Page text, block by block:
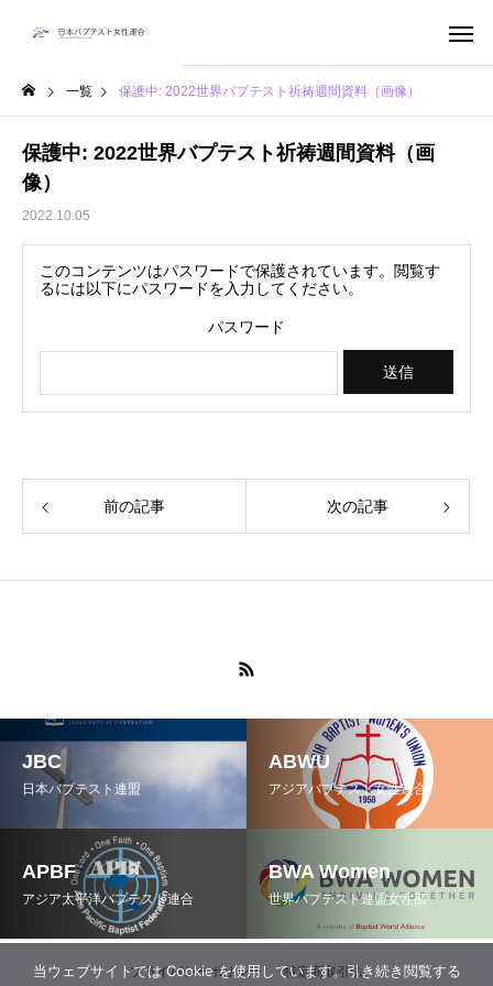
一覧 保護中: 2022世界バプテスト祈祷週間資料（画像）
保護中: 2022世界バプテスト祈祷週間資料（画
像）
2022.10.05
このコンテンツはパスワードで保護されています。閲覧す
るには以下にパスワードを入力してください。
パスワード
前の記事 次の記事
JBC
日本バプテスト連盟
ABWU
アジアバプテスト女性連合
APBF
アジア太平洋バプテスト連合
BWA Women
世界バプテスト連盟女性部
プライバシーポリシー 特定商取引法
当ウェブサイトでは Cookie を使用しています。引き続き閲覧する